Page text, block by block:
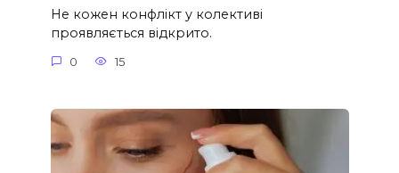
Не кожен конфлікт у колективі
проявляється відкрито.
0 15